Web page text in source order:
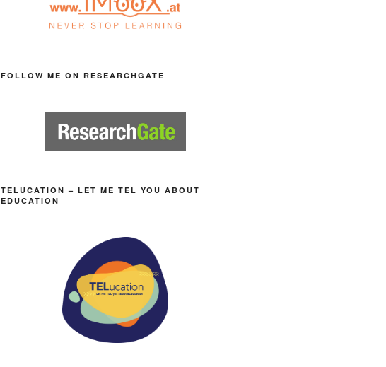
FOLLOW ME ON RESEARCHGATE
TELUCATION – LET ME TEL YOU ABOUT
EDUCATION